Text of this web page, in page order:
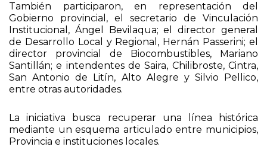
También participaron, en representación del
Gobierno provincial, el secretario de Vinculación
Institucional, Ángel Bevilaqua; el director general
de Desarrollo Local y Regional, Hernán Passerini; el
director provincial de Biocombustibles, Mariano
Santillán; e intendentes de Saira, Chilibroste, Cintra,
San Antonio de Litín, Alto Alegre y Silvio Pellico,
entre otras autoridades.
La iniciativa busca recuperar una línea histórica
mediante un esquema articulado entre municipios,
Provincia e instituciones locales.